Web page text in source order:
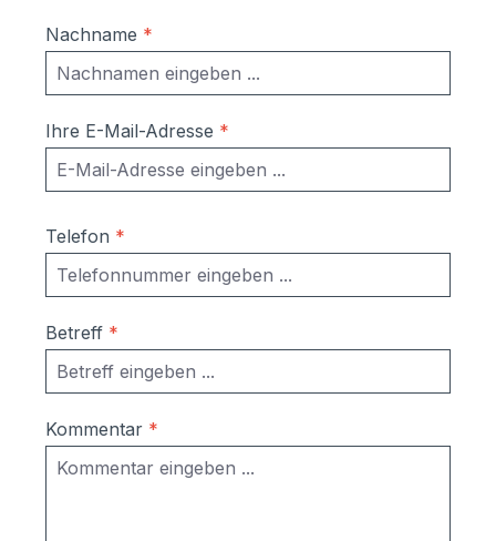
Nachname *
Ihre E-Mail-Adresse *
Telefon *
Betreff *
Kommentar *